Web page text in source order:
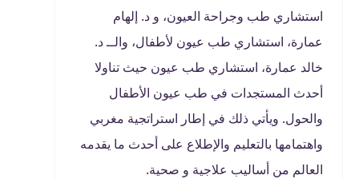
استشاري طب وجراحة العيون، و د. إلهام
عمارة، استشاري طب عيون لأطفال، والــ د.
خالد عمارة، استشاري طب عيون حيث تناولا
أحدث المستجدات في طب عيون الأطفال
والحول. ويأتي ذلك في إطار استراتجية مغربي
واهتمامها بالتعليم والإطلاع على أحدث ما يقدمه
العالم من أساليب علاجية و صحية.